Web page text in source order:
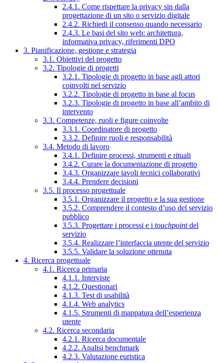
2.4.1. Come rispettare la privacy sin dalla
progettazione di un sito o servizio digitale
2.4.2. Richiedi il consenso quando necessario
2.4.3. Le basi del sito web: architettura,
informativa privacy, riferimenti DPO
3. Pianificazione, gestione e strategia
3.1. Obiettivi del progetto
3.2. Tipologie di progetti
3.2.1. Tipologie di progetto in base agli attori
coinvolti nel servizio
3.2.2. Tipologie di progetto in base al focus
3.2.3. Tipologie di progetto in base all’ambito di
intervento
3.3. Competenze, ruoli e figure coinvolte
3.3.1. Coordinatore di progetto
3.3.2. Definire ruoli e responsabilità
3.4. Metodo di lavoro
3.4.1. Definire processi, strumenti e rituali
3.4.2. Curare la documentazione di progetto
3.4.3. Organizzare tavoli tecnici collaborativi
3.4.4. Prendere decisioni
3.5. Il processo progettuale
3.5.1. Organizzare il progetto e la sua gestione
3.5.2. Comprendere il contesto d’uso del servizio
pubblico
3.5.3. Progettare i processi e i touchpointdel
servizio
3.5.4. Realizzare l’interfaccia utente del servizio
3.5.5. Validare la soluzione ottenuta
4. Ricerca progettuale
4.1. Ricerca primaria
4.1.1. Interviste
4.1.2. Questionari
4.1.3. Test di usabilità
4.1.4. Web analytics
4.1.5. Strumenti di mappatura dell’esperienza
utente
4.2. Ricerca secondaria
4.2.1. Ricerca documentale
4.2.2. Analisi benchmark
4.2.3. Valutazione euristica